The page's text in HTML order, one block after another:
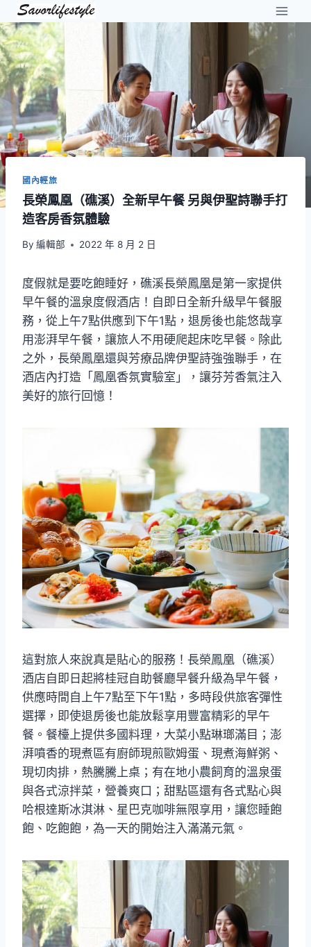
Skip
to
content
國內輕旅
長榮鳳凰（礁溪）全新早午餐 另與伊聖詩聯手打
造客房香氛體驗
By 編輯部 2022 年 8 月 2 日
度假就是要吃飽睡好，礁溪長榮鳳凰是第一家提供
早午餐的溫泉度假酒店！自即日全新升級早午餐服
務，從上午7點供應到下午1點，退房後也能悠哉享
用澎湃早午餐，讓旅人不用硬爬起床吃早餐。除此
之外，長榮鳳凰還與芳療品牌伊聖詩強強聯手，在
酒店內打造「鳳凰香氛實驗室」，讓芬芳香氣注入
美好的旅行回憶！
這對旅人來說真是貼心的服務！長榮鳳凰（礁溪）
酒店自即日起將桂冠自助餐廳早餐升級為早午餐，
供應時間自上午7點至下午1點，多時段供旅客彈性
選擇，即使退房後也能放鬆享用豐富精彩的早午
餐。餐檯上提供多國料理，大菜小點琳瑯滿目；澎
湃噴香的現煮區有廚師現煎歐姆蛋、現煮海鮮粥、
現切肉排，熱騰騰上桌；有在地小農飼育的溫泉蛋
與各式涼拌菜，營養爽口；甜點區還有各式點心與
哈根達斯冰淇淋、星巴克咖啡無限享用，讓您睡飽
飽、吃飽飽，為一天的開始注入滿滿元氣。